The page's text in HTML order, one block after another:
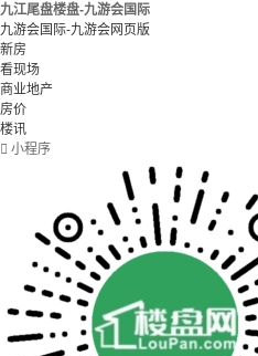
九江尾盘楼盘-九游会国际
九游会国际-九游会网页版
新房
看现场
商业地产
房价
楼讯
 小程序